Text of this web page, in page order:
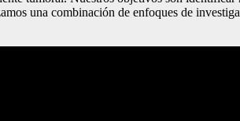
una combinación de enfoques de